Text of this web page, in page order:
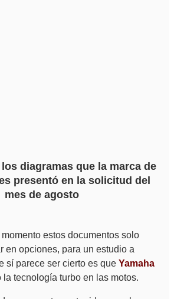
diagramas que la marca de
presentó en la solicitud del
mes de agosto
estos documentos solo
en opciones, para un estudio a
sí parece ser cierto es que Yamaha
tecnología turbo en las motos.